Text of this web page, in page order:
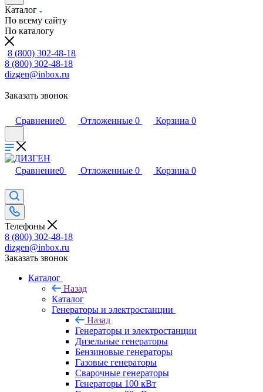
Каталог
По всему сайту
По каталогу
8 (800) 302-48-18
8 (800) 302-48-18
dizgen@inbox.ru
Заказать звонок
Сравнение0 Отложенные 0 Корзина 0
Сравнение0 Отложенные 0 Корзина 0
Телефоны
8 (800) 302-48-18
dizgen@inbox.ru
Заказать звонок
Каталог
Назад
Каталог
Генераторы и электростанции
Назад
Генераторы и электростанции
Дизельные генераторы
Бензиновые генераторы
Газовые генераторы
Сварочные генераторы
Генераторы 100 кВт